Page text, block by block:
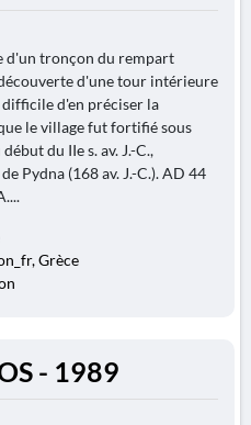
d'un tronçon du rempart
d'une tour intérieure
d'en préciser la
le village fut fortifié sous
du IIe s. av. J.-C.,
Pydna (168 av. J.-C.). AD 44
Grèce
- 1989